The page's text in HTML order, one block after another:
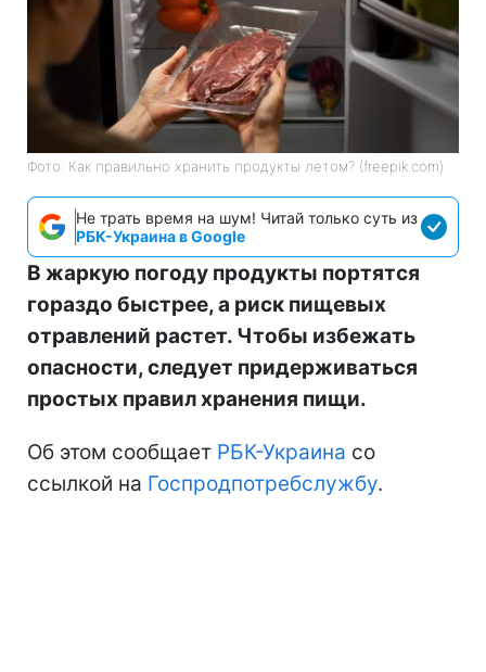
Фото: Как правильно хранить продукты летом? (freepik.com)
Не трать время на шум! Читай только суть из
РБК-Украина в Google
В жаркую погоду продукты портятся
гораздо быстрее, а риск пищевых
отравлений растет. Чтобы избежать
опасности, следует придерживаться
простых правил хранения пищи.
Об этом сообщает РБК-Украина со
ссылкой на Госпродпотребслужбу.